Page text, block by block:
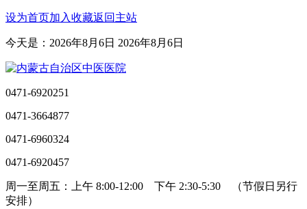
设为首页加入收藏返回主站
今天是：2026年8月6日 2026年8月6日
0471-6920251
0471-3664877
0471-6960324
0471-6920457
周一至周五：上午 8:00-12:00 下午 2:30-5:30 （节假日另行
安排）